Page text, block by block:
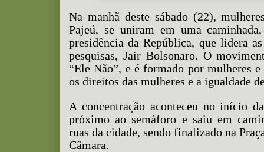
Na manhã deste sábado (22),
Pajeú, se uniram em uma
presidência da República, que lidera
pesquisas, Jair Bolsonaro. O
“Ele Não”, e é formado por mulheres
os direitos das mulheres e a igualdade
A concentração aconteceu no início
próximo ao semáforo e saiu em
ruas da cidade, sendo finalizado na
Câmara.